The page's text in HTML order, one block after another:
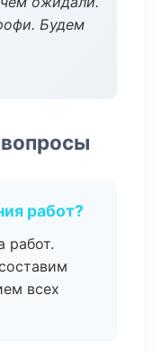
Будем
работ?
работ.
всех